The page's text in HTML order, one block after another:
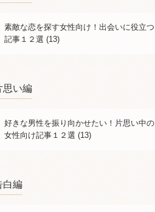
素敵な恋を探す女性向け！出会いに役立つ
記事１２選 (13)
思い編
好きな男性を振り向かせたい！片思い中の
女性向け記事１２選 (13)
白編